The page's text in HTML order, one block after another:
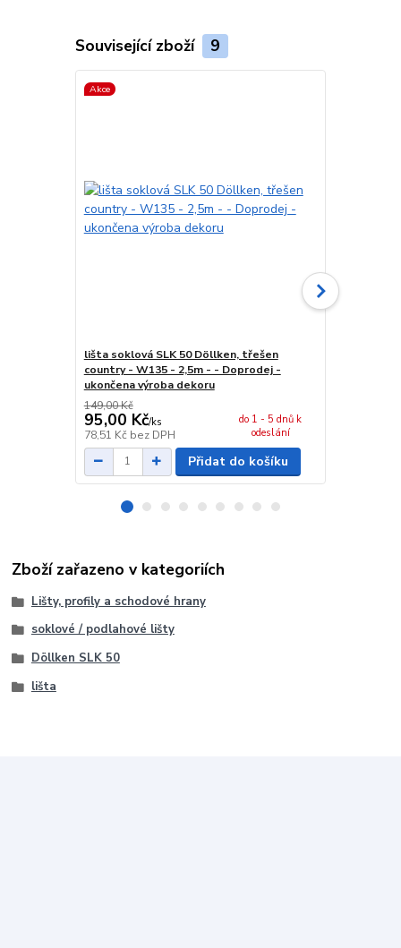
Související zboží 9
Akce
lišta soklová SLK 50 Döllken, třešen
country - W135 - 2,5m - - Doprodej -
ukončena výroba dekoru
149,00 Kč
95,00 Kč/ks
78,51 Kč bez DPH
do 1 - 5 dnů k
odeslání
Přidat do košíku
Zboží zařazeno v kategoriích
Lišty, profily a schodové hrany
soklové / podlahové lišty
Döllken SLK 50
lišta